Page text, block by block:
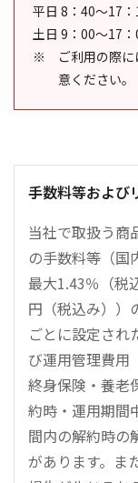
平日 8：40～17：
土日 9：00～17：
ご利用の際
意ください。
手数料等および
当社で取扱う商
の手数料等（国
最大1.43％（税
円（税込み））
ごとに設定され
び運用管理費用
終身保険・養老
約時・運用期間
間内の解約時の
があります。ま